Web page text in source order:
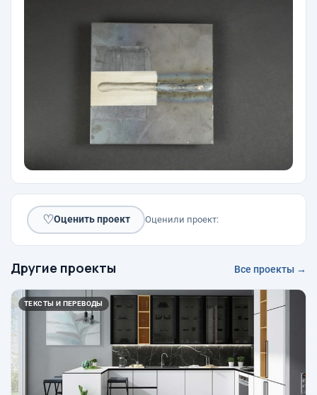
♡Оценить проект Оценили проект:
Другие проекты Все проекты →
ТЕКСТЫ И ПЕРЕВОДЫ